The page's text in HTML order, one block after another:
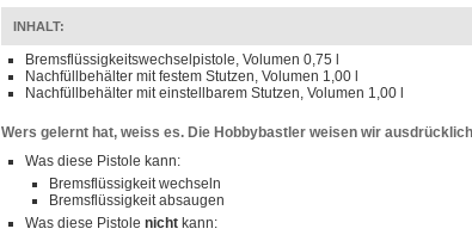
INHALT:
Bremsflüssigkeitswechselpistole, Volumen 0,75 l
Nachfüllbehälter mit festem Stutzen, Volumen 1,00 l
Nachfüllbehälter mit einstellbarem Stutzen, Volumen 1,00 l
Wers gelernt hat, weiss es. Die Hobbybastler weisen wir
Was diese Pistole kann:
Bremsflüssigkeit wechseln
Bremsflüssigkeit absaugen
Was diese Pistole nicht kann: